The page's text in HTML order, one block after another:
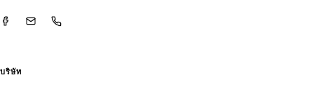
บริษัท